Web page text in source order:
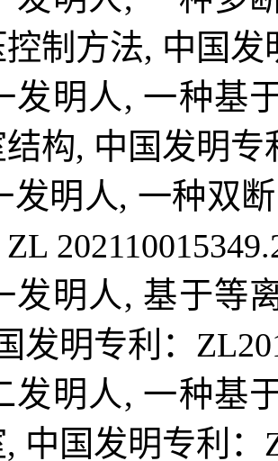
控制方法, 中国发
发明人, 一种基
构, 中国发明专
发明人, 一种双
ZL
发明人, 基于等
发明专利 ：
发明人, 一种基
, 中国发明专利 ：